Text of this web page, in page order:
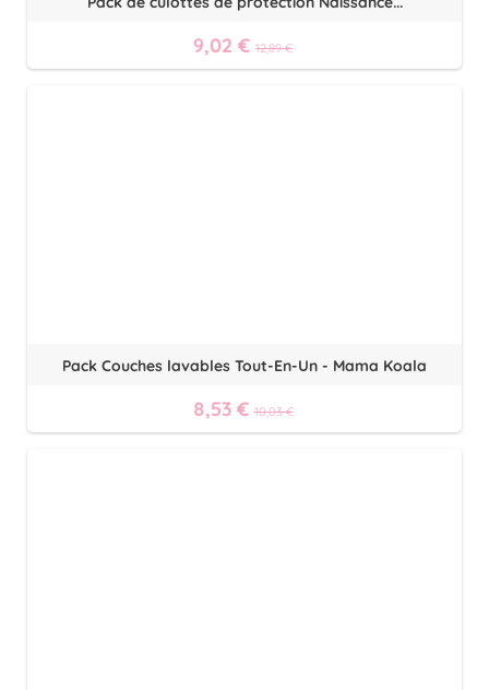
9,02 € 12,89 €
Pack Couches lavables Tout-En-Un - Mama Koala
8,53 €10,03 €